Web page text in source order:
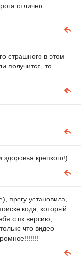
отлично
страшного в этом
получится, то
крепкого!)
прогу установила,
кода, который
с пк версию,
что видео